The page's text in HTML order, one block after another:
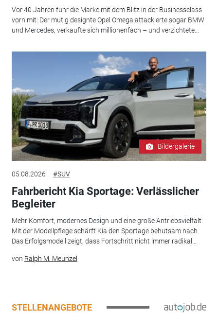
Vor 40 Jahren fuhr die Marke mit dem Blitz in der Businessclass
vorn mit: Der mutig designte Opel Omega attackierte sogar BMW
und Mercedes, verkaufte sich millionenfach – und verzichtete...
Bildergalerie
05.08.2026 #SUV
Fahrbericht Kia Sportage: Verlässlicher
Begleiter
Mehr Komfort, modernes Design und eine große Antriebsvielfalt:
Mit der Modellpflege schärft Kia den Sportage behutsam nach.
Das Erfolgsmodell zeigt, dass Fortschritt nicht immer radikal...
von Ralph M. Meunzel
STELLENANGEBOTE